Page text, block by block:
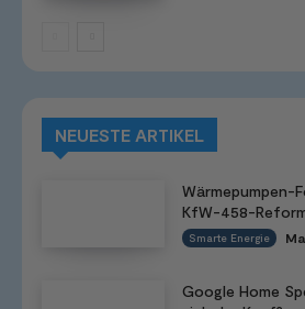
NEUESTE ARTIKEL
Wärmepumpen-
KfW-458-
Smarte Energie
Google Home